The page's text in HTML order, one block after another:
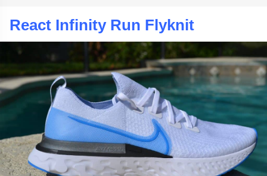
React Infinity Run Flyknit